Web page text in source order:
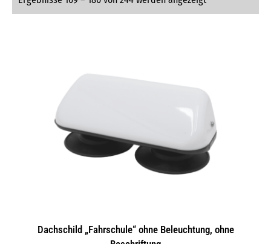
Dachschild „Fahrschule“ ohne Beleuchtung, ohne